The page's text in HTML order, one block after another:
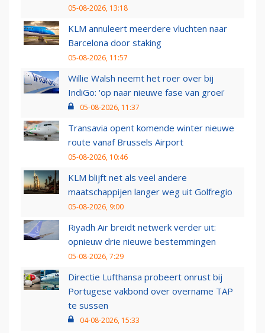
05-08-2026, 13:18
KLM annuleert meerdere vluchten naar
Barcelona door staking
05-08-2026, 11:57
Willie Walsh neemt het roer over bij
IndiGo: 'op naar nieuwe fase van groei'
05-08-2026, 11:37
Transavia opent komende winter nieuwe
route vanaf Brussels Airport
05-08-2026, 10:46
KLM blijft net als veel andere
maatschappijen langer weg uit Golfregio
05-08-2026, 9:00
Riyadh Air breidt netwerk verder uit:
opnieuw drie nieuwe bestemmingen
05-08-2026, 7:29
Directie Lufthansa probeert onrust bij
Portugese vakbond over overname TAP
te sussen
04-08-2026, 15:33